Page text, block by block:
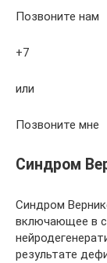
Позвоните нам
+7
или
Позвоните мне
Синдром
Синдром
включающее в
результате